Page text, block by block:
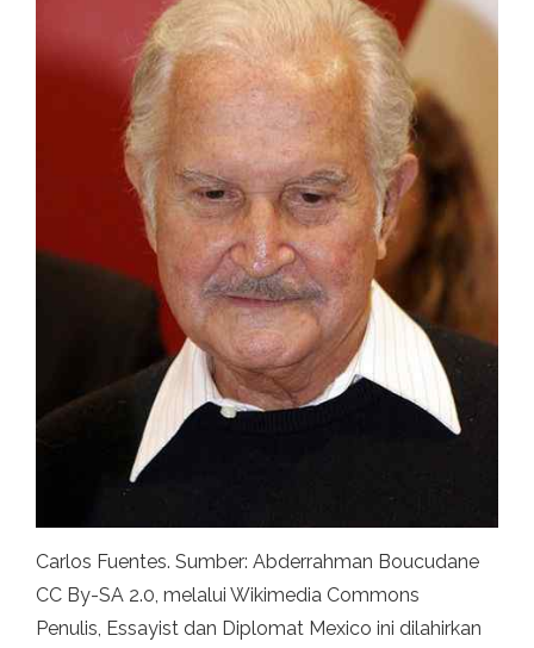
Carlos Fuentes. Sumber: Abderrahman Boucudane
CC By-SA 2.0, melalui Wikimedia Commons
Penulis, Essayist dan Diplomat Mexico ini dilahirkan